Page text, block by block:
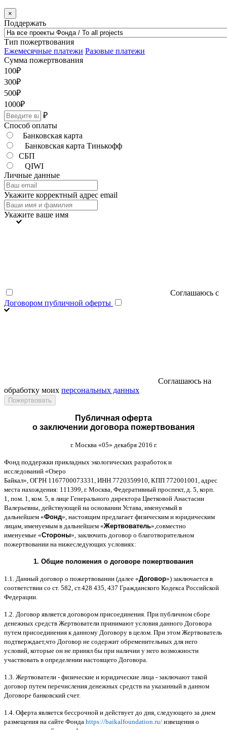
×
Поддержать
Тип пожертвования
Ежемесячные платежи Разовые платежи
Сумма пожертвования
100₽
300₽
500₽
1000₽
₽
Способ оплаты
Банковская карта
Банковская карта Тинькофф
СБП
QIWI
Личные данные
Укажите корректный адрес email
Укажите ваше имя
Соглашаюсь с
Договором публичной оферты
Соглашаюсь на
обработку моих персональных данных
Публичная оферта
о заключении договора пожертвования
г. Москва «05» декабря 2016 г.
Фонд поддержки прикладных экологических разработок и
исследований «Озеро
Байкал», ОГРН 1167700073331, ИНН 7720359910, КПП 772001001, адрес
места нахождения: 111399, г. Москва Федеративный проспект, д . 5, корп
1, пом . 1, ком . 5, в лице Генерального директора Цветковой Анастасии
Валерьевны действующей на основании Устава именуемый в
дальнейшем «Фонд», настоящим предлагает физическим и юридическим
лицам именуемым в дальнейшем «Жертвователь», совместно
именуемые «Стороны», заключить договор o благотворительном
пожертвовании на нижеследующих условиях:
1. Общие положения o договоре пожертвования
1.1. Данный договор о пожертвовании (далее «Договор») заключается в
соответствии со ст. 582, ст.428 435, 437 Гражданского Кодекса Российской
Федерации
1.2. Договор является договором присоединения При публичном сборе
денежных средств Жертвователи принимают условия данного Договора
путем присоединения к данному Договору в целом При этом Жертвователь
подтверждает,что Договор не содержит обременительных для него
условий которые он не принял бы при наличии у него возможности
участвовать в определении настоящего Договора
1.3. Жертвователи - физические и юридические лица - заключают такой
договор путем перечисления денежных средств на указанный в данном
Договоре банковский счет.
1.4. Оферта является бессрочной и действует до дня следующего за днем
размещения на сайте Фонда https://baikalfoundation.ru/ извещения о